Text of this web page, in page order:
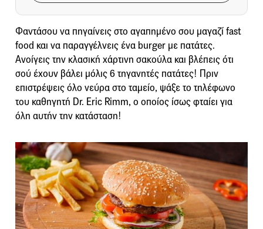
Φαντάσου να πηγαίνεις στο αγαπημένο σου μαγαζί fast
food και να παραγγέλνεις ένα burger με πατάτες.
Ανοίγεις την κλασική χάρτινη σακούλα και βλέπεις ότι
σού έχουν βάλει μόλις 6 τηγανητές πατάτες! Πριν
επιστρέψεις όλο νεύρα στο ταμείο, ψάξε το τηλέφωνο
του καθηγητή Dr. Eric Rimm, ο οποίος ίσως φταίει για
όλη αυτήν την κατάσταση!